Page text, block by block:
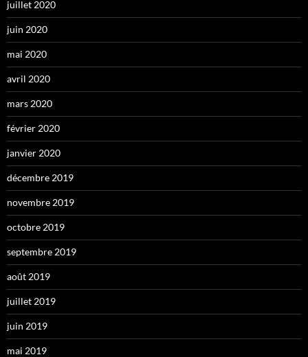
juillet 2020
juin 2020
mai 2020
avril 2020
mars 2020
février 2020
janvier 2020
décembre 2019
novembre 2019
octobre 2019
septembre 2019
août 2019
juillet 2019
juin 2019
mai 2019